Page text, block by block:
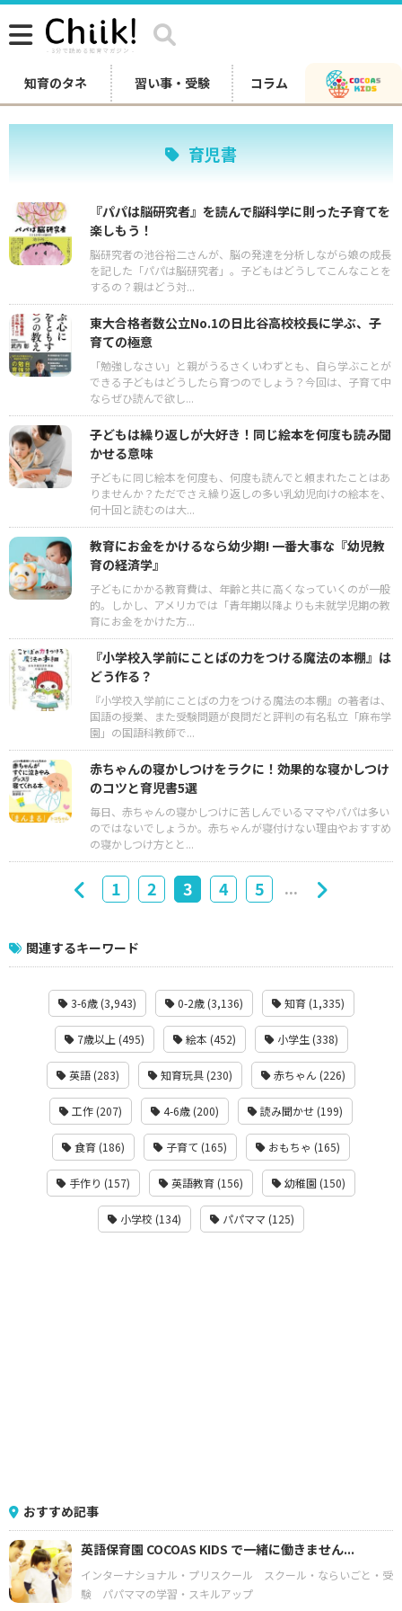
知育のタネ 習い事・受験 コラム
育児書
『パパは脳研究者』を読んで脳科学に則った子育てを
楽しもう！
脳研究者の池谷裕二さんが、脳の発達を分析しながら娘の成長
を記した「パパは脳研究者」。子どもはどうしてこんなことを
するの？親はどう対...
東大合格者数公立No.1の日比谷高校校長に学ぶ、子
育ての極意
「勉強しなさい」と親がうるさくいわずとも、自ら学ぶことが
できる子どもはどうしたら育つのでしょう？今回は、子育て中
ならぜひ読んで欲し...
子どもは繰り返しが大好き！同じ絵本を何度も読み聞
かせる意味
子どもに同じ絵本を何度も、何度も読んでと頼まれたことはあ
りませんか？ただでさえ繰り返しの多い乳幼児向けの絵本を、
何十回と読むのは大...
教育にお金をかけるなら幼少期! 一番大事な『幼児教
育の経済学』
子どもにかかる教育費は、年齢と共に高くなっていくのが一般
的。しかし、アメリカでは「青年期以降よりも未就学児期の教
育にお金をかけた方...
『小学校入学前にことばの力をつける魔法の本棚』は
どう作る？
『小学校入学前にことばの力をつける魔法の本棚』の著者は、
国語の授業、また受験問題が良問だと評判の有名私立「麻布学
園」の国語科教師で...
赤ちゃんの寝かしつけをラクに！効果的な寝かしつけ
のコツと育児書5選
毎日、赤ちゃんの寝かしつけに苦しんでいるママやパパは多い
のではないでしょうか。赤ちゃんが寝付けない理由やおすすめ
の寝かしつけ方とと...
1 2 3 4 5 ...
関連するキーワード
3-6歳 (3,943) 0-2歳 (3,136) 知育 (1,335)
7歳以上 (495) 絵本 (452) 小学生 (338)
英語 (283) 知育玩具 (230) 赤ちゃん (226)
工作 (207) 4-6歳 (200) 読み聞かせ (199)
食育 (186) 子育て (165) おもちゃ (165)
手作り (157) 英語教育 (156) 幼稚園 (150)
小学校 (134) パパママ (125)
おすすめ記事
英語保育園 COCOAS KIDS で一緒に働きません...
インターナショナル・プリスクール
スクール・ならいごと・受
験
パパママの学習・スキルアップ